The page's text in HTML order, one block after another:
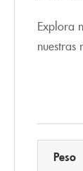
Explora
nuestras
Peso